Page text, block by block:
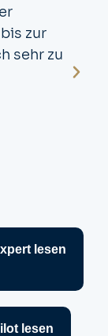
zur
sehr zu
lesen
lesen